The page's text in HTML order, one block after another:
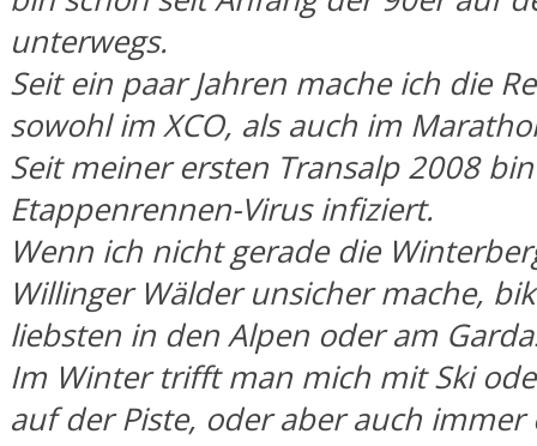
unterwegs.
Seit ein paar Jahren mache ich die
sowohl im XCO, als auch im
Seit meiner ersten Transalp 2008
Etappenrennen-Virus infiziert.
Wenn ich nicht gerade die
Willinger Wälder unsicher mache,
liebsten in den Alpen oder am
Im Winter trifft man mich mit Ski
auf der Piste, oder aber auch